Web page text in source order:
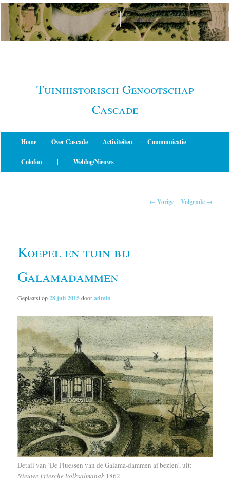
Spring
naar
primaire
Tuinhistorisch Genootschap
Cascade
Home Over Cascade Activiteiten Communicatie
Colofon | Weblog/Nieuws
← Vorige Volgende →
Koepel en tuin bij
Galamadammen
Geplaatst op28 juli 2015dooradmin
Detail van ‘De Fluessen van de Galama-dammen af bezien’, uit:
Nieuwe Friesche Volksalmanak 1862